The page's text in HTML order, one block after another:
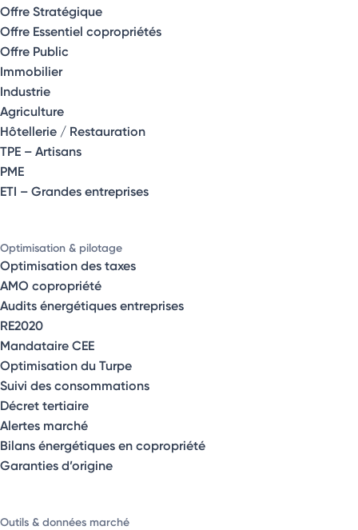
Offre Stratégique
Offre Essentiel copropriétés
Offre Public
Immobilier
Industrie
Agriculture
Hôtellerie / Restauration
TPE – Artisans
PME
ETI – Grandes entreprises
Optimisation & pilotage
Optimisation des taxes
AMO copropriété
Audits énergétiques entreprises
RE2020
Mandataire CEE
Optimisation du Turpe
Suivi des consommations
Décret tertiaire
Alertes marché
Bilans énergétiques en copropriété
Garanties d’origine
Outils & données marché